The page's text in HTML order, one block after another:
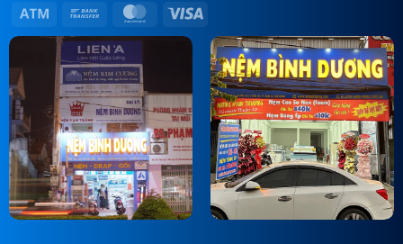
Atm
Bank
MasterCard